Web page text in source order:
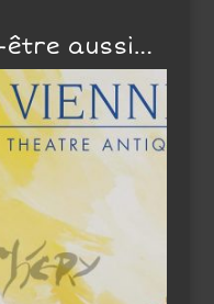
être aussi…